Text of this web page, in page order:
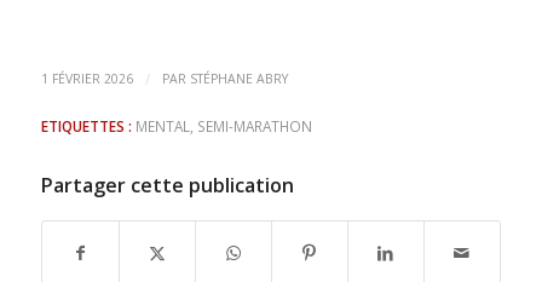
1 FÉVRIER 2026 / PAR STÉPHANE ABRY
ETIQUETTES : MENTAL SEMI-MARATHON
Partager cette publication